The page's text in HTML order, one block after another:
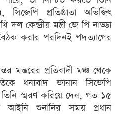
সিজেপি প্রতিষ্ঠাতা অভিজিৎ
দল কেন্দ্রীয় মন্ত্রী জে পি নাড্ডা
করার পরদিনই পদত্যাগের
মন্তরের প্রতিবাদী মঞ্চ থেকে
ধন্যবাদ জানান সিজেপি
তিনি স্মরণ করিয়ে দেন, গত ১৫
আইনি শুনানির সময় প্রধান